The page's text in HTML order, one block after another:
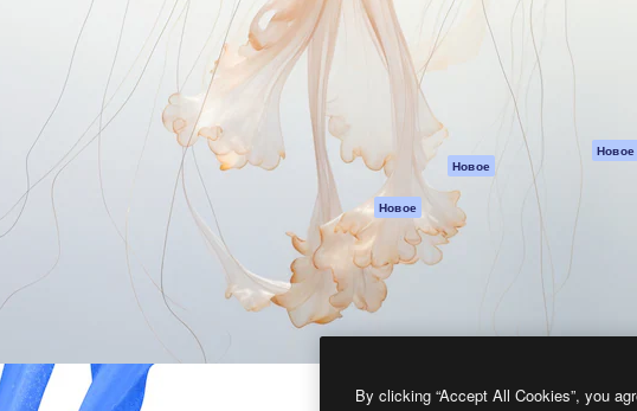
Генератор видео
ИИ
Генератор голоса
на основе ИИ
Стоковый контент
MCP для
Claude/ChatGPT
Новое
Агенты Новое
API
Мобильное
приложение
Все инструменты
Magnific
Условия и
положения
Политика
Оригиналы
Новое
Политика файлов
cookie
Предприятие
By clicking “Accept All Cookies”, you